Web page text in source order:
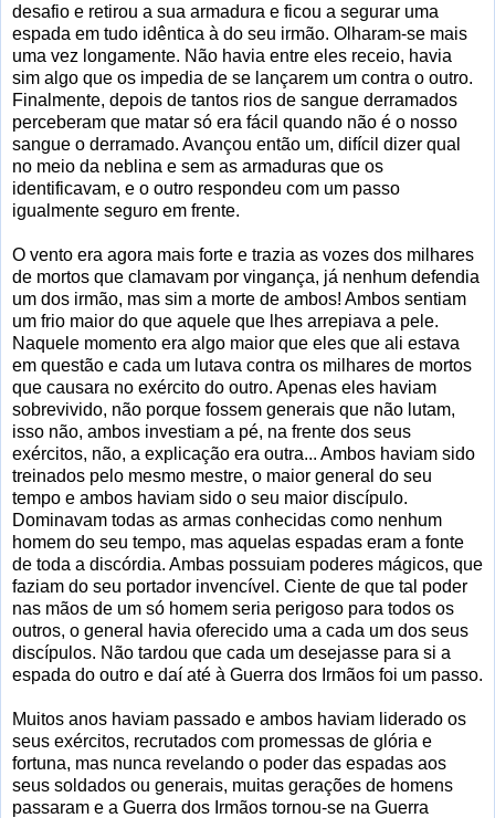
desafio e retirou a sua armadura e ficou a segurar uma
espada em tudo idêntica à do seu irmão. Olharam-se mais
uma vez longamente. Não havia entre eles receio, havia
sim algo que os impedia de se lançarem um contra o outro.
Finalmente, depois de tantos rios de sangue derramados
perceberam que matar só era fácil quando não é o nosso
sangue o derramado. Avançou então um, difícil dizer qual
no meio da neblina e sem as armaduras que os
identificavam, e o outro respondeu com um passo
igualmente seguro em frente.
O vento era agora mais forte e trazia as vozes dos milhares
de mortos que clamavam por vingança, já nenhum defendia
um dos irmão, mas sim a morte de ambos! Ambos sentiam
um frio maior do que aquele que lhes arrepiava a pele.
Naquele momento era algo maior que eles que ali estava
em questão e cada um lutava contra os milhares de mortos
que causara no exército do outro. Apenas eles haviam
sobrevivido, não porque fossem generais que não lutam,
isso não, ambos investiam a pé, na frente dos seus
exércitos, não, a explicação era outra... Ambos haviam sido
treinados pelo mesmo mestre, o maior general do seu
tempo e ambos haviam sido o seu maior discípulo.
Dominavam todas as armas conhecidas como nenhum
homem do seu tempo, mas aquelas espadas eram a fonte
de toda a discórdia. Ambas possuiam poderes mágicos, que
faziam do seu portador invencível. Ciente de que tal poder
nas mãos de um só homem seria perigoso para todos os
outros, o general havia oferecido uma a cada um dos seus
discípulos. Não tardou que cada um desejasse para si a
espada do outro e daí até à Guerra dos Irmãos foi um passo.
Muitos anos haviam passado e ambos haviam liderado os
seus exércitos, recrutados com promessas de glória e
fortuna, mas nunca revelando o poder das espadas aos
seus soldados ou generais, muitas gerações de homens
passaram e a Guerra dos Irmãos tornou-se na Guerra